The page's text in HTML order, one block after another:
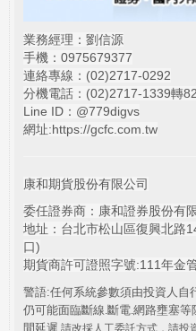
業務經理：劉信源
手機：0975679377
連絡專線：(02)2717-0292
分機電話：(02)2717-1339轉
Line ID：@779digvs
網址:https://gcfc.com.tw
康和期貨股份有限公司
委任證券商：康和證券股份有
地址：台北市松山區復興北路
口)
期貨商許可證照字號:111年金
警語:任何系統參數須由投資人自
仍可能面臨斷線 斷電 網路壅塞等
間延遲 請改採人工委託方式，請投